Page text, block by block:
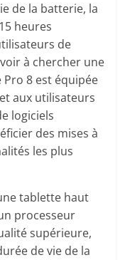
de la batterie, la
heures
de
à chercher une
Pro 8 est équipée
aux utilisateurs
logiciels
des mises à
les plus
tablette haut
processeur
supérieure,
de vie de la